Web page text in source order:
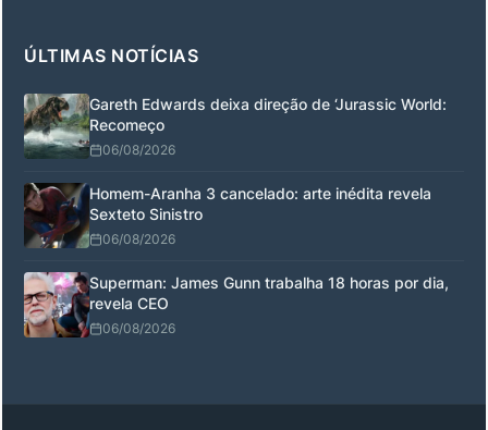
ÚLTIMAS NOTÍCIAS
Gareth Edwards deixa direção de ‘Jurassic World:
Recomeço
06/08/2026
Homem-Aranha 3 cancelado: arte inédita revela
Sexteto Sinistro
06/08/2026
Superman: James Gunn trabalha 18 horas por dia,
revela CEO
06/08/2026